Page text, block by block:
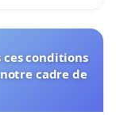
ces conditions
cadre de